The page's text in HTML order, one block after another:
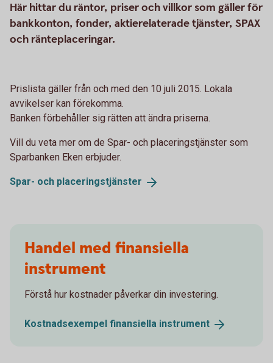
Här hittar du räntor, priser och villkor som gäller för
bankkonton, fonder, aktierelaterade tjänster, SPAX
och ränteplaceringar.
Prislista gäller från och med den 10 juli 2015. Lokala
avvikelser kan förekomma.
Banken förbehåller sig rätten att ändra priserna.
Vill du veta mer om de Spar- och placeringstjänster som
Sparbanken Eken erbjuder.
Spar- och placeringstjänster
Handel med finansiella
instrument
Förstå hur kostnader påverkar din investering.
Kostnadsexempel finansiella instrument